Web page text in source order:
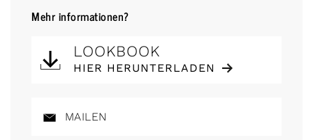
Mehr informationen?
LOOKBOOK
HIER HERUNTERLADEN
MAILEN